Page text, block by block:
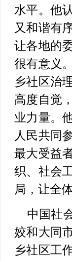
水平。他
又和谐有
让各地的
很有意义
乡社区治
高度自觉
业力量。
人民共同
最大受益
织、社会
局，让全
中国社
姣和大同
乡社区工